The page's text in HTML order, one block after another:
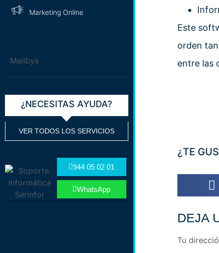
Marketing Online
Mailbys
¿NECESITAS AYUDA?
VER TODOS LOS SERVICIOS
944 05 02 01
WhatsApp
Este
orden
entre las
¿TE
DEJA
Tu